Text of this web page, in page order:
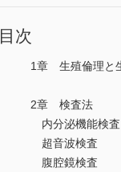
目次
1章 生殖倫理と
2章 検査法
内分泌機能検査
超音波検査
腹腔鏡検査